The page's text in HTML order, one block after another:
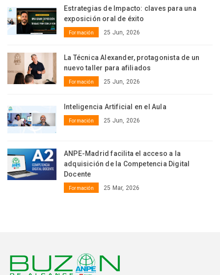
Estrategias de Impacto: claves para una
exposición oral de éxito
Formación 25 Jun, 2026
La Técnica Alexander, protagonista de un
nuevo taller para afiliados
Formación 25 Jun, 2026
Inteligencia Artificial en el Aula
Formación 25 Jun, 2026
ANPE-Madrid facilita el acceso a la
adquisición de la Competencia Digital
Docente
Formación 25 Mar, 2026